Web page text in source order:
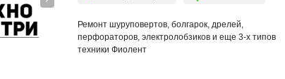
Ремонт шуруповертов, болгарок, дрелей,
перфораторов, электролобзиков и еще 3-х типов
техники Фиолент